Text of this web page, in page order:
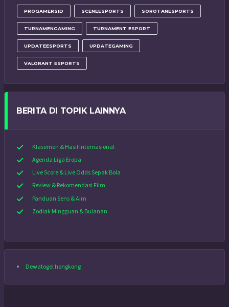
PROGAMERSID SCENEESPORTS SOROTANESPORTS
TURNAMENGAMING TURNAMENT ESPORT
UPDATEESPORTS UPDATEGAMING
VALORANT ESPORTS
BERITA DI TOPIK LAINNYA
Klasemen & Hasil Internasional
Agenda Liga Eropa
Live Score & Live Odds Sepak Bola
Review & Rekomendasi Film
Panduan Sens & Aim
Zodiak Mingguan & Bulanan
Dewatogel hongkong